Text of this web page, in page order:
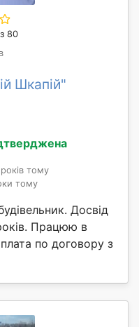
80
Шкапій"
тому
тому
Досвід
Працюю в
по договору з